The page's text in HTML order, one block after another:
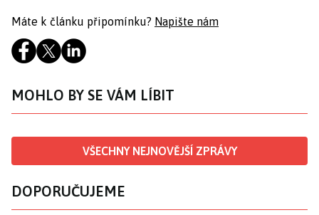
Máte k článku připomínku? Napište nám
MOHLO BY SE VÁM LÍBIT
VŠECHNY NEJNOVĚJŠÍ ZPRÁVY
DOPORUČUJEME